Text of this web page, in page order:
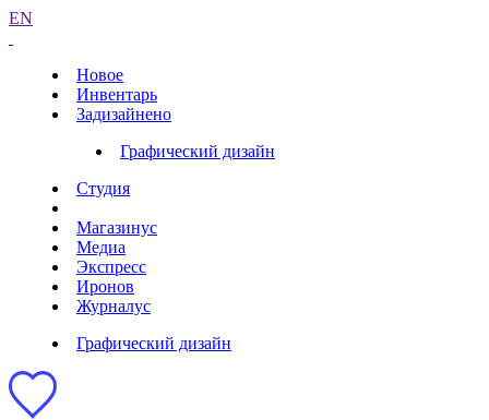
EN
Новое
Инвентарь
Задизайнено
Графический дизайн
Студия
Магазинус
Медиа
Экспресс
Иронов
Журналус
Графический дизайн